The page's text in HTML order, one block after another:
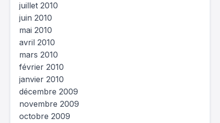
juillet 2010
juin 2010
mai 2010
avril 2010
mars 2010
février 2010
janvier 2010
décembre 2009
novembre 2009
octobre 2009